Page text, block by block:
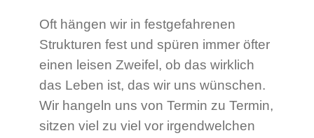
Oft hängen wir in festgefahrenen
Strukturen fest und spüren immer öfter
einen leisen Zweifel, ob das wirklich
das Leben ist, das wir uns wünschen.
Wir hangeln uns von Termin zu Termin,
sitzen viel zu viel vor irgendwelchen